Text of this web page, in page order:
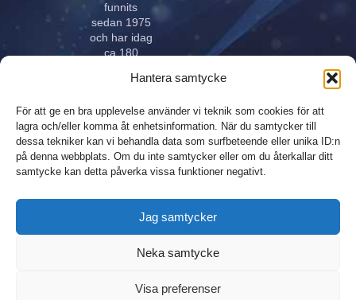
Hantera samtycke
För att ge en bra upplevelse använder vi teknik som cookies för att
lagra och/eller komma åt enhetsinformation. När du samtycker till
dessa tekniker kan vi behandla data som surfbeteende eller unika ID:n
på denna webbplats. Om du inte samtycker eller om du återkallar ditt
samtycke kan detta påverka vissa funktioner negativt.
Jag samtycker
Neka samtycke
Visa preferenser
funnits
sedan 1975
och har idag
ca 180
i alla åldrar.
innehar
elitlicens.
Sitemap